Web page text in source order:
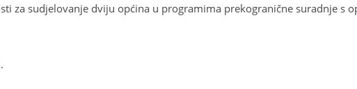
za sudjelovanje dviju općina u programima prekogranične suradnje s